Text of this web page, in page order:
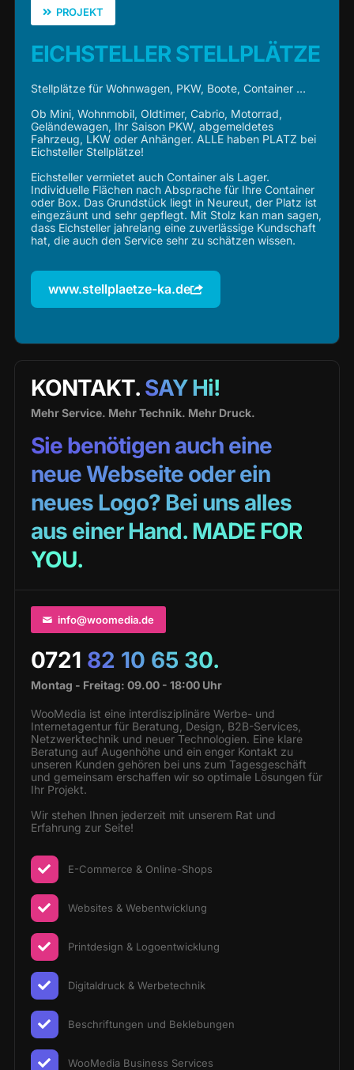
PROJEKT
EICHSTELLER STELLPLÄTZE
Stellplätze für Wohnwagen, PKW, Boote, Container …
Ob Mini, Wohnmobil, Oldtimer, Cabrio, Motorrad,
Geländewagen, Ihr Saison PKW, abgemeldetes
Fahrzeug, LKW oder Anhänger. ALLE haben PLATZ bei
Eichsteller Stellplätze!
Eichsteller vermietet auch Container als Lager.
Individuelle Flächen nach Absprache für Ihre Container
oder Box. Das Grundstück liegt in Neureut, der Platz ist
eingezäunt und sehr gepflegt. Mit Stolz kan man sagen,
dass Eichsteller jahrelang eine zuverlässige Kundschaft
hat, die auch den Service sehr zu schätzen wissen.
www.stellplaetze-ka.de
KONTAKT. SAY Hi!
Mehr Service. Mehr Technik. Mehr Druck.
Sie benötigen auch eine
neue Webseite oder ein
neues Logo? Bei uns alles
aus einer Hand. MADE FOR
YOU.
info@woomedia.de
0721 82 10 65 30.
Montag - Freitag: 09.00 - 18:00 Uhr
WooMedia ist eine interdisziplinäre Werbe- und
Internetagentur für Beratung, Design, B2B-Services,
Netzwerktechnik und neuer Technologien. Eine klare
Beratung auf Augenhöhe und ein enger Kontakt zu
unseren Kunden gehören bei uns zum Tagesgeschäft
und gemeinsam erschaffen wir so optimale Lösungen für
Ihr Projekt.
Wir stehen Ihnen jederzeit mit unserem Rat und
Erfahrung zur Seite!
E-Commerce & Online-Shops
Websites & Webentwicklung
Printdesign & Logoentwicklung
Digitaldruck & Werbetechnik
Beschriftungen und Beklebungen
WooMedia Business Services